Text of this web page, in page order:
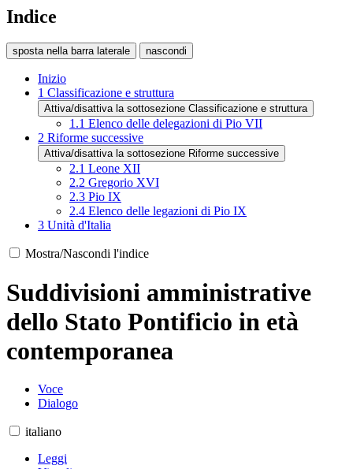
Indice
sposta nella barra laterale nascondi
Inizio
1 Classificazione e struttura
Attiva/disattiva la sottosezione Classificazione e struttura
1.1 Elenco delle delegazioni di Pio VII
2 Riforme successive
Attiva/disattiva la sottosezione Riforme successive
2.1 Leone XII
2.2 Gregorio XVI
2.3 Pio IX
2.4 Elenco delle legazioni di Pio IX
3 Unità d'Italia
Mostra/Nascondi l'indice
Suddivisioni amministrative
dello Stato Pontificio in età
contemporanea
Voce
Dialogo
italiano
Leggi